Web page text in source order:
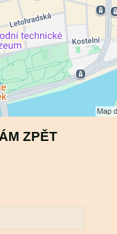
- souhlas s druhem
Funkční
ZPĚT